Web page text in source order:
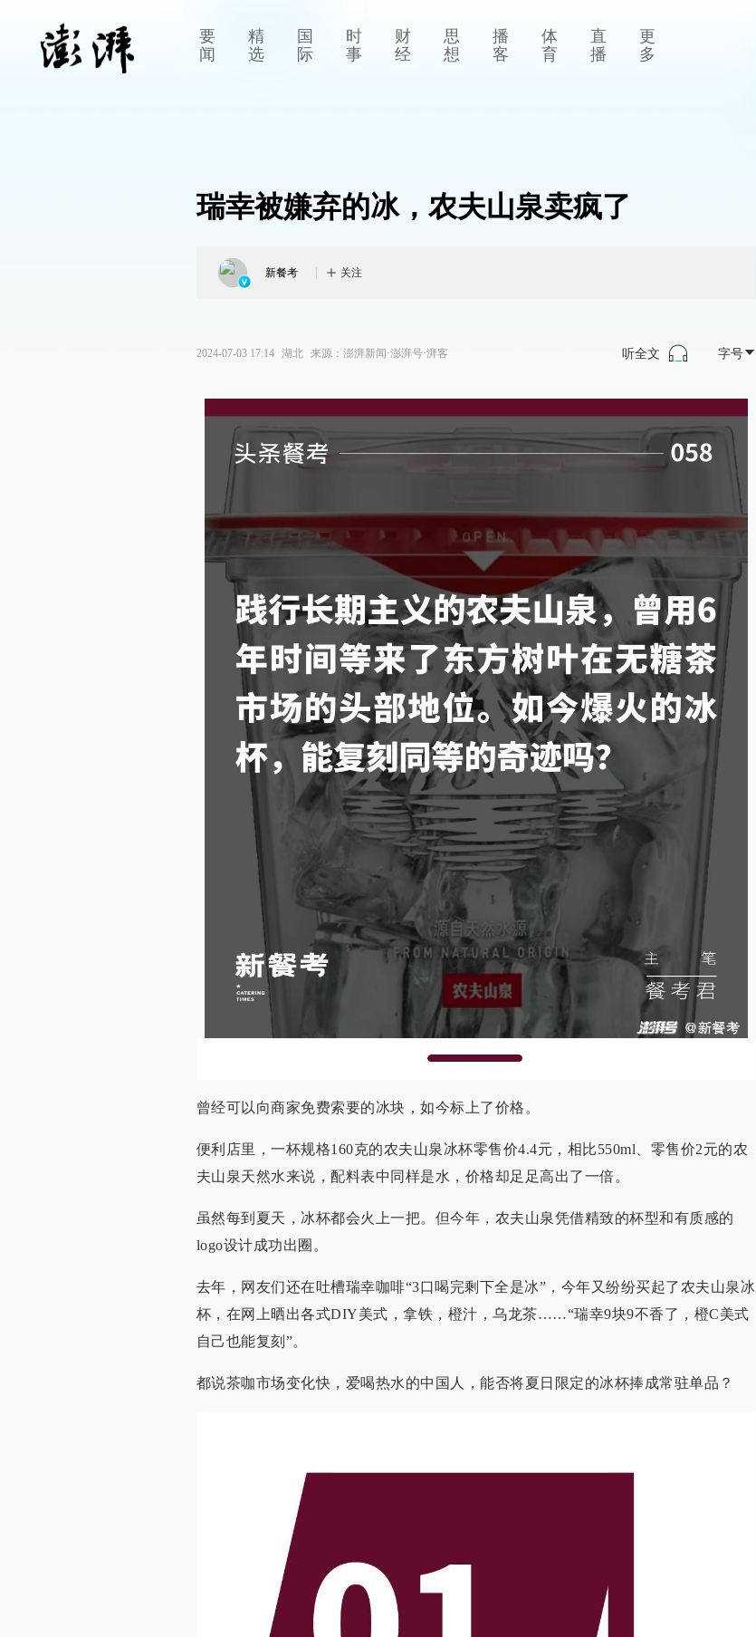
要
闻
精
选
国
际
时
事
财
经
思
想
播
客
体
育
直
播
更
多
瑞幸被嫌弃的冰，农夫山泉卖疯了
新餐考 关注
2024-07-03 17:14 湖北 来源： 澎湃新闻·澎湃号·湃客 听全文 字号
曾经可以向商家免费索要的冰块，如今标上了价格。
便利店里，一杯规格160克的农夫山泉冰杯零售价4.4元，相比550ml、零售价2元的农
夫山泉天然水来说，配料表中同样是水，价格却足足高出了一倍。
虽然每到夏天，冰杯都会火上一把。但今年，农夫山泉凭借精致的杯型和有质感的
logo设计成功出圈。
去年，网友们还在吐槽瑞幸咖啡“3口喝完剩下全是冰”，今年又纷纷买起了农夫山泉冰
杯，在网上晒出各式DIY美式，拿铁，橙汁，乌龙茶……“瑞幸9块9不香了，橙C美式
自己也能复刻”。
都说茶咖市场变化快，爱喝热水的中国人，能否将夏日限定的冰杯捧成常驻单品？